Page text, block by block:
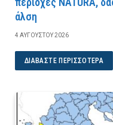
άλση
4 ΑΥΓΟΎΣΤΟΥ 2026
ΔΙΑΒΆΣΤΕ ΠΕΡΙΣΣΌΤΕΡΑ